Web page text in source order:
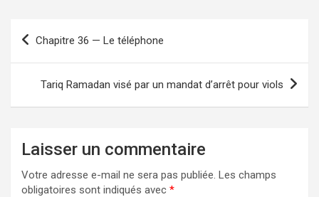
Navigation
Chapitre 36 — Le téléphone
Tariq Ramadan visé par un mandat d’arrêt pour viols
Laisser un commentaire
Votre adresse e-mail ne sera pas publiée. Les champs
obligatoires sont indiqués avec *